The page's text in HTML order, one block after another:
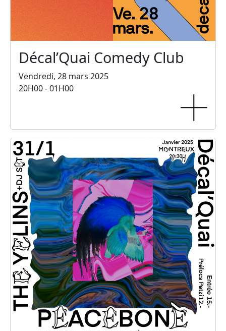
Décal’Quai Comedy Club
Vendredi, 28 mars 2025
20H00 - 01H00